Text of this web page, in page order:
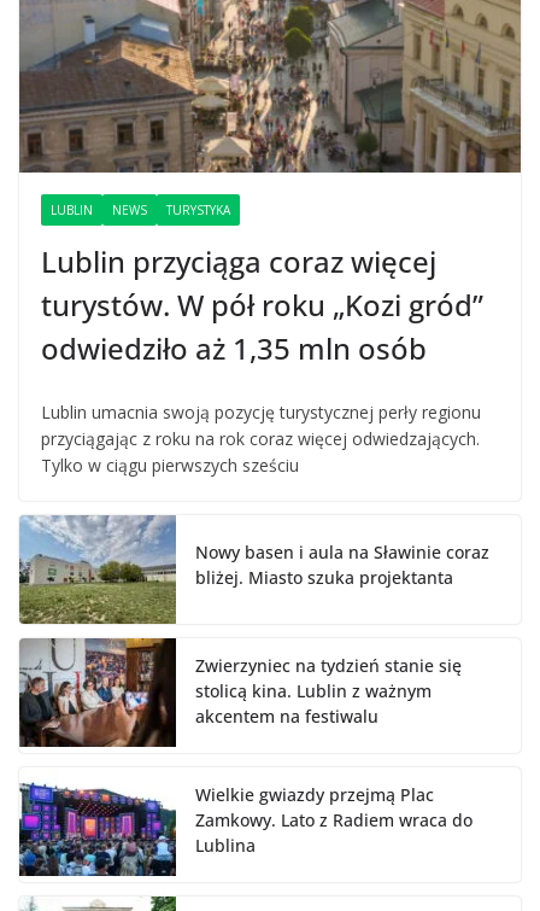
LUBLIN NEWS TURYSTYKA
Lublin przyciąga coraz więcej
turystów. W pół roku „Kozi gród”
odwiedziło aż 1,35 mln osób
Lublin umacnia swoją pozycję turystycznej perły regionu
przyciągając z roku na rok coraz więcej odwiedzających.
Tylko w ciągu pierwszych sześciu
Nowy basen i aula na Sławinie coraz
bliżej. Miasto szuka projektanta
Zwierzyniec na tydzień stanie się
stolicą kina. Lublin z ważnym
akcentem na festiwalu
Wielkie gwiazdy przejmą Plac
Zamkowy. Lato z Radiem wraca do
Lublina